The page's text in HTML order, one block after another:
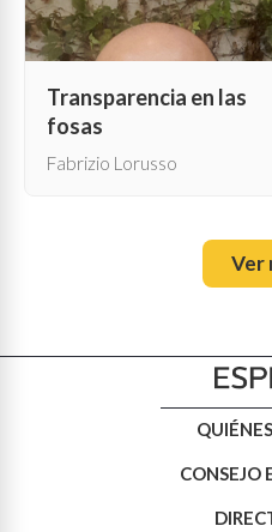
Transparencia en las
fosas
Fabrizio Lorusso
Ver
CONSEJO